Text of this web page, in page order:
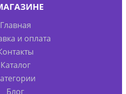
Главная
и оплата
Каталог
Блог